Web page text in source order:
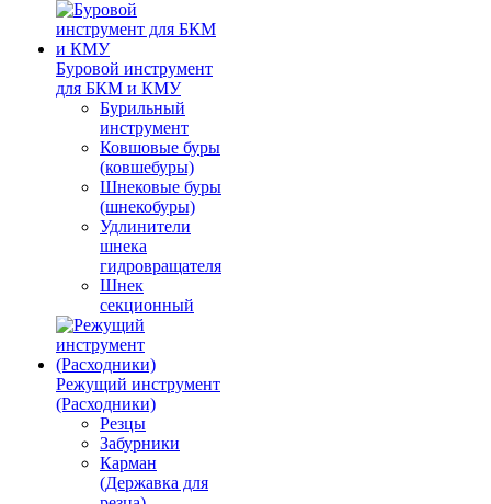
Буровой инструмент
для БКМ и КМУ
Бурильный
инструмент
Ковшовые буры
(ковшебуры)
Шнековые буры
(шнекобуры)
Удлинители
шнека
гидровращателя
Шнек
секционный
Режущий инструмент
(Расходники)
Резцы
Забурники
Карман
(Державка для